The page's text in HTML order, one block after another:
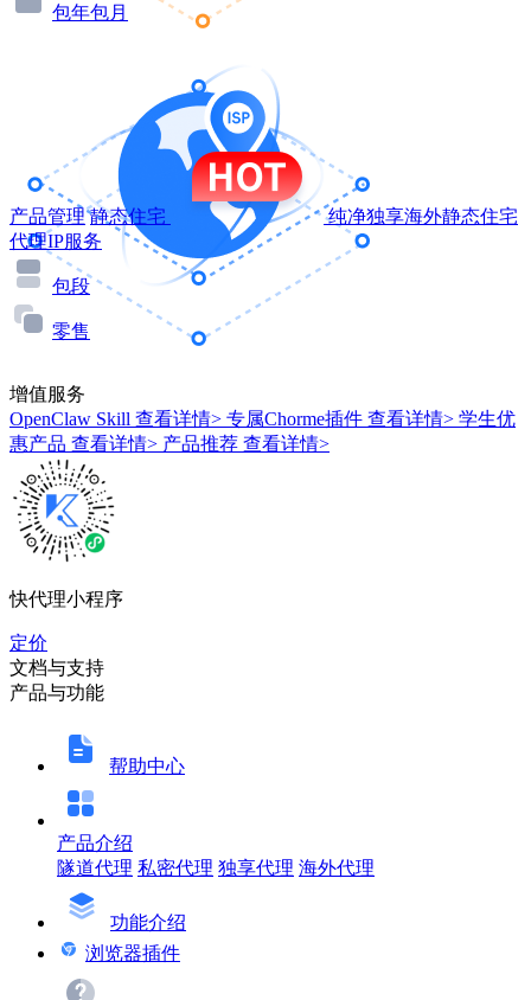
包年包月
产品管理 静态住宅
纯净独享海外静态住宅
代理IP服务
包段
零售
增值服务
OpenClaw Skill 查看详情> 专属Chorme插件 查看详情> 学生优
惠产品 查看详情> 产品推荐 查看详情>
快代理小程序
定价
文档与支持
产品与功能
帮助中心
产品介绍
隧道代理 私密代理 独享代理 海外代理
功能介绍
浏览器插件